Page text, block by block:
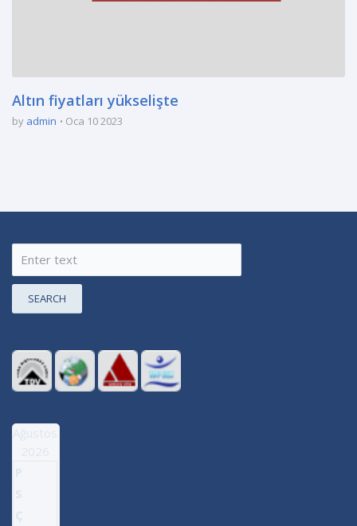
Altın fiyatları yükselişte
by admin Oca 10 2023
SEARCH
Ağustos
2026
P
S
Ç